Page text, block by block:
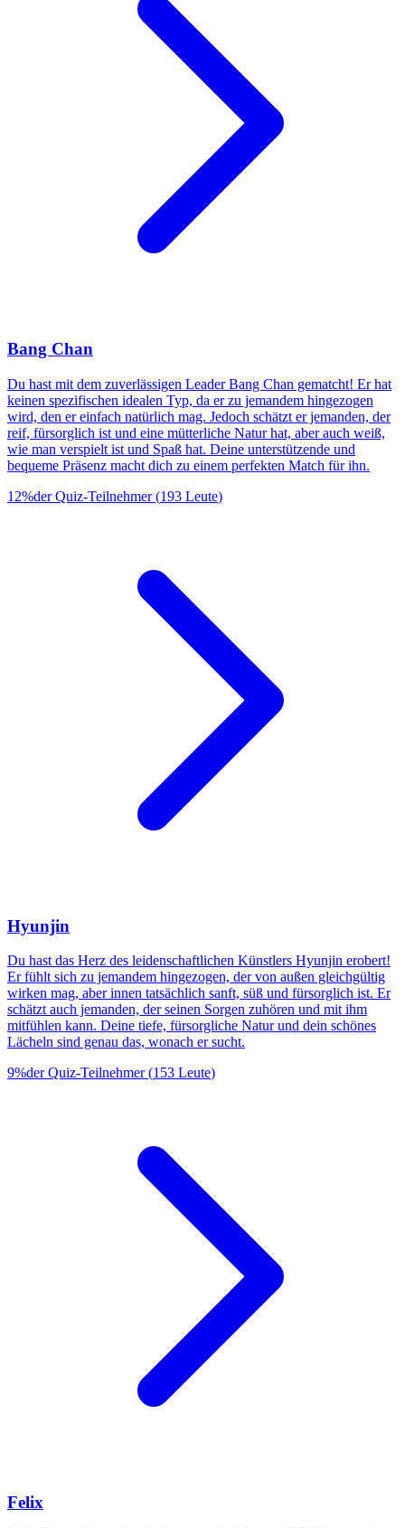
Bang Chan
Du hast mit dem zuverlässigen Leader Bang Chan gematcht! Er hat
keinen spezifischen idealen Typ, da er zu jemandem hingezogen
wird, den er einfach natürlich mag. Jedoch schätzt er jemanden, der
reif, fürsorglich ist und eine mütterliche Natur hat, aber auch weiß,
wie man verspielt ist und Spaß hat. Deine unterstützende und
bequeme Präsenz macht dich zu einem perfekten Match für ihn.
12%der Quiz-Teilnehmer(193 Leute)
Hyunjin
Du hast das Herz des leidenschaftlichen Künstlers Hyunjin erobert!
Er fühlt sich zu jemandem hingezogen, der von außen gleichgültig
wirken mag, aber innen tatsächlich sanft, süß und fürsorglich ist. Er
schätzt auch jemanden, der seinen Sorgen zuhören und mit ihm
mitfühlen kann. Deine tiefe, fürsorgliche Natur und dein schönes
Lächeln sind genau das, wonach er sucht.
9%der Quiz-Teilnehmer(153 Leute)
Felix